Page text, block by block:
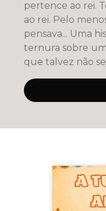
pertence ao rei. Todos os súditos devem servir
ao rei. Pelo menos era isso que Guto
pensava... Uma história divertida e cheia de
ternura sobre
que talvez não